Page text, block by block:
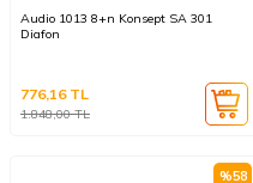
Audio 1013 8+n Konsept SA 301
Diafon
1.848,00TL
776,16TL
%58